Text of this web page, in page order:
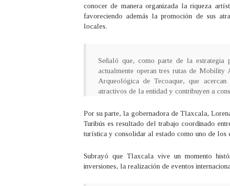
conocer de manera organizada la riqueza
favoreciendo además la promoción de sus
locales.
Señaló que, como parte de la
actualmente operan tres rutas de
Arqueológica de Tecoaque, que
atractivos de la entidad y contribuyen a
Por su parte, la gobernadora de Tlaxcala,
Turibús es resultado del trabajo coordinado
turística y consolidar al estado como uno de los
Subrayó que Tlaxcala vive un momento
inversiones, la realización de eventos